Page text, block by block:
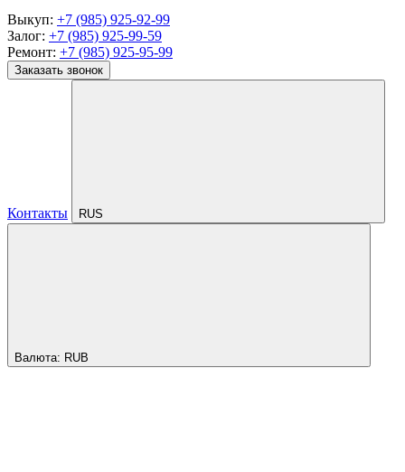
Выкуп: +7 (985) 925-92-99
Залог: +7 (985) 925-99-59
Ремонт: +7 (985) 925-95-99
Заказать звонок
Контакты RUS
Валюта: RUB